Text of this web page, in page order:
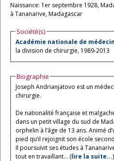
Naissance: 1er septembre 1928,
à Tananarive, Madagascar
Société(s)
Académie nationale de
la division de chirurgie, 1989-2013
Biographie
Joseph Andrianjatovo est un
chirurgie.
De nationalité française et
dans un petit village du sud de Madagascar.
orphelin à l’âge de 13 ans. Animé
pied qu’il rejoignit son école
Il poursuivit ses études à
tout en travaillant... (lire la suite...)